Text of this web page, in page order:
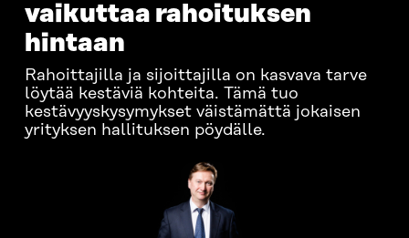
vaikuttaa rahoituksen
hintaan
Rahoittajilla ja sijoittajilla on kasvava tarve
löytää kestäviä kohteita. Tämä tuo
kestävyyskysymykset väistämättä jokaisen
yrityksen hallituksen pöydälle.